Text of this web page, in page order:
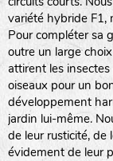
variété hybride F1,
Pour compléter sa
outre un large
attirent les
oiseaux pour un
développement
jardin lui-même.
de leur rusticité, de
évidement de leur